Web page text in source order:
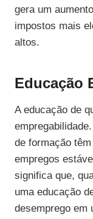
gera um
impostos mais
altos.
Educação
A educação de
de formação
empregos
significa que,
uma educação
desemprego em